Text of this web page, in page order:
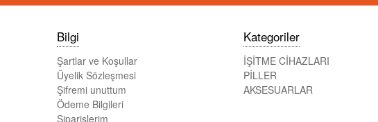
Bilgi
Şartlar ve Koşullar
Üyelik Sözleşmesi
Şifremi unuttum
Ödeme Bilgileri
Siparişlerim
Kategoriler
İŞİTME CİHAZLARI
PİLLER
AKSESUARLAR